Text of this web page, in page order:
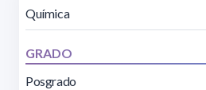
Química
GRADO
Posgrado